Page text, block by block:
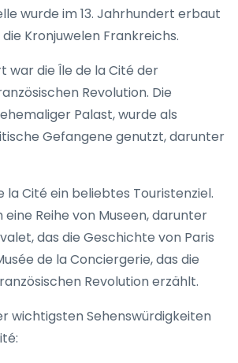
wurde im 13. Jahrhundert erbaut
Kronjuwelen Frankreichs.
war die Île de la Cité der
Revolution. Die
Palast, wurde als
Gefangene genutzt, darunter
la Cité ein beliebtes Touristenziel.
eine Reihe von Museen, darunter
das die Geschichte von Paris
de la Conciergerie, das die
Revolution erzählt.
wichtigsten Sehenswürdigkeiten